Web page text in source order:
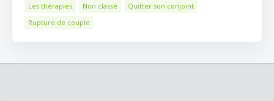
Les thérapies
Non classé
Quitter son conjoint
Rupture de couple